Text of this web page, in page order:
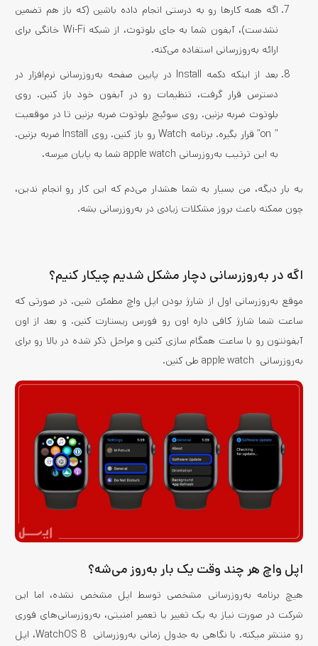
اگه همه کارها رو به درستی انجام داده باشین (که باز هم تضمین
نشدست)، آیفون شما به جای بلوتوث، از شبکه Wi-Fi خانگی برای
ارائه به‌روزرسانی استفاده می‌کنه.
بعد از اینکه دکمه Install در پایین صفحه به‌روزرسانی نرم‌افزار در
دسترس قرار گرفت، تنظیمات رو در آیفون خود باز کنین. روی
بلوتوث ضربه بزنین. روی سوئیچ بلوتوث ضربه بزنین تا در موقعیت
” on” قرار بگیره. برنامه Watch رو باز کنین. روی Install ضربه بزنین.
به این ترتیب به‌روزرسانی apple watch شما به پایان می­رسه.
یه بار دیگه، من بسیار به شما هشدار می‌دم که این کار رو انجام ندین،
چون ممکنه باعث بروز مشکلات زیادی در به‌روز­رسانی بشه.
اگه در به‌روزرسانی دچار مشکل شدیم چیکار کنیم؟
موقع به‌روزرسانی اول از شارژ بودن اپل واچ مطمئن شین. در صورتی که
ساعت شما شارژ کافی داره اون رو فورس ریستارت کنین. و بعد از اون
آیفونتون رو با ساعت همگام سازی کنین و مراحل ذکر شده در بالا رو برای
به‌روزرسانی apple watch طی کنین.
اپل واچ هر چند وقت یک بار به‌روز می­‌شه؟
هیچ برنامه به‌روزرسانی مشخصی توسط اپل مشخص نشده، اما این
شرکت در صورت نیاز به یک تغییر یا تعمیر امنیتی، به‌روزرسانی‌های فوری
رو منتشر می­کنه. با نگاهی به جدول زمانی به‌روزرسانی WatchOS 8، اپل